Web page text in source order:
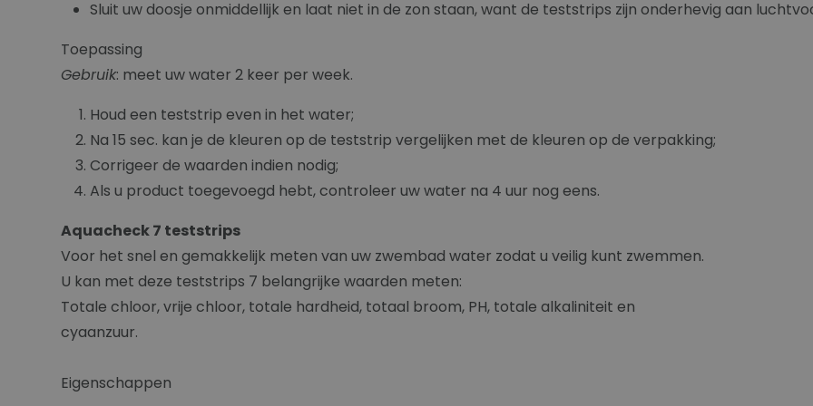
Sluit uw doosje onmiddellijk en laat niet in de zon staan, want de teststrips zijn onderhevig aan
Toepassing
Gebruik: meet uw water 2 keer per week.
Houd een teststrip even in het water;
Na 15 sec. kan je de kleuren op de teststrip vergelijken met de kleuren op de verpakking;
Corrigeer de waarden indien nodig;
Als u product toegevoegd hebt, controleer uw water na 4 uur nog eens.
Aquacheck 7 teststrips
Voor het snel en gemakkelijk meten van uw zwembad water zodat u veilig kunt zwemmen.
U kan met deze teststrips 7 belangrijke waarden meten:
Totale chloor, vrije chloor, totale hardheid, totaal broom, PH, totale alkaliniteit en
cyaanzuur.
Eigenschappen